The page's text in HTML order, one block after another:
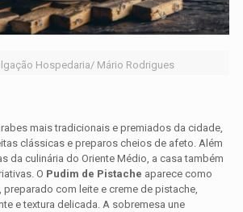
Hospedaria/ Mário Rodrigues
mais tradicionais e premiados da cidade,
clássicas e preparos cheios de afeto. Além
da culinária do Oriente Médio, a casa também
O Pudim de Pistache aparece como
com leite e creme de pistache,
e textura delicada. A sobremesa une